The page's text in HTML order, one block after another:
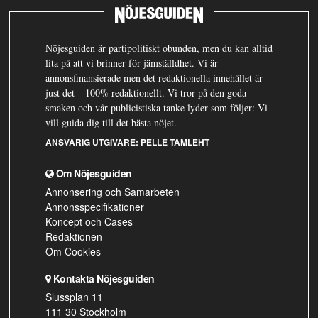
Nöjesguiden är partipolitiskt obunden, men du kan alltid
lita på att vi brinner för jämställdhet. Vi är
annonsfinansierade men det redaktionella innehållet är
just det – 100% redaktionellt. Vi tror på den goda
smaken och vår publicistiska tanke lyder som följer: Vi
vill guida dig till det bästa nöjet.
ANSVARIG UTGIVARE: PELLE TAMLEHT
Om Nöjesguiden
Annonsering och Samarbeten
Annonsspecifikationer
Koncept och Cases
Redaktionen
Om Cookies
Kontakta Nöjesguiden
Slussplan 11
111 30 Stockholm